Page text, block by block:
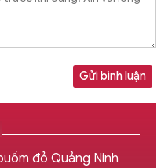
Gửi bình luận
đỏ Quảng Ninh